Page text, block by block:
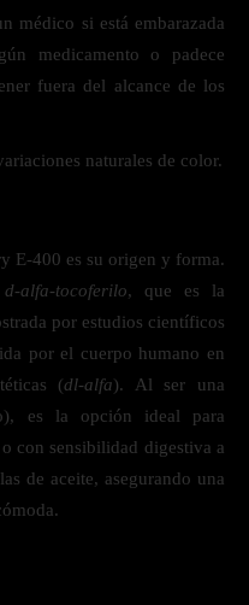
médico si está embarazada
medicamento o padece
fuera del alcance de los
naturales de color.
E-400 es su origen y forma.
d-alfa-tocoferilo, que es la
por estudios científicos
por el cuerpo humano en
(dl-alfa). Al ser una
es la opción ideal para
con sensibilidad digestiva a
de aceite, asegurando una